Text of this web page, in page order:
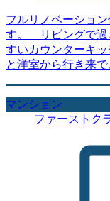
フルリノベーショ
す。 リビングで過
すいカウンターキ
と洋室から行き来
マンション
ファーストク